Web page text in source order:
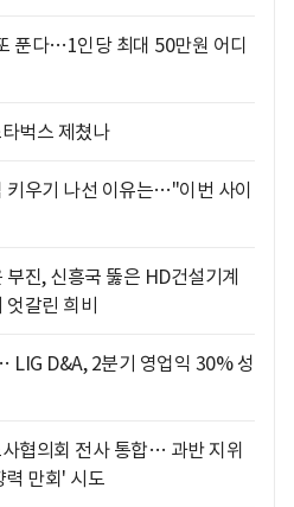
푼다…1인당 최대 50만원 어디
벅스 제쳤나
키우기 나선 이유는…"이번 사이
진, 신흥국 뚫은 HD건설기계
갈린 희비
D&A, 2분기 영업익 30% 성
협의회 전사 통합… 과반 지위
력 만회' 시도